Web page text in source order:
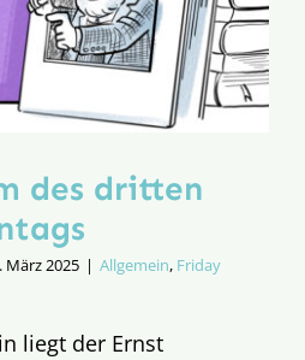
des dritten
März 2025 | Allgemein, Friday
liegt der Ernst